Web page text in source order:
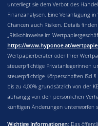
unterliegt sie dem Verbot des
Finanzanalysen. Eine Veranlagung
Chancen auch Risiken. Details
„Risikohinweise im
https://www.hyponoe.at/
Wertpapierberater oder Ihrer
steuerpflichtige Privatanlegerinnen
steuerpflichtige Körperschaften iSd
bis zu 4,00% grundsätzlich von der
abhängig von den persönlichen
künftigen Änderungen unterworfen
Wichtige Informationen: Das